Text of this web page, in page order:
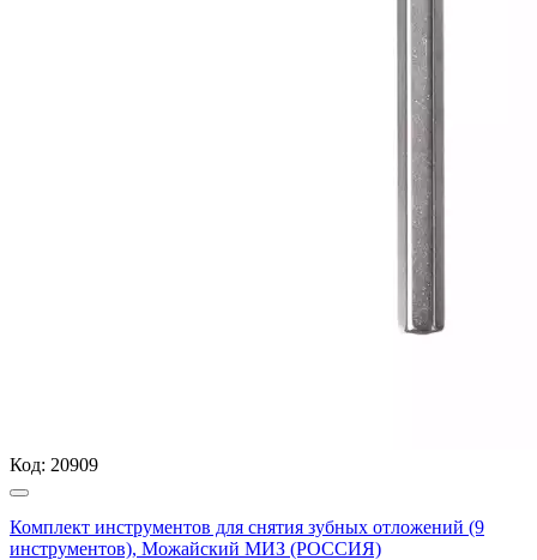
Код: 20909
Комплект инструментов для снятия зубных отложений (9
инструментов), Можайский МИЗ (РОССИЯ)